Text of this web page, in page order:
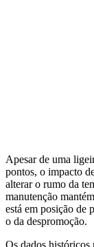
Apesar de uma
pontos, o impacto
alterar o rumo da
manutenção
está em posição de
o da despromoção.
Os dados históricos